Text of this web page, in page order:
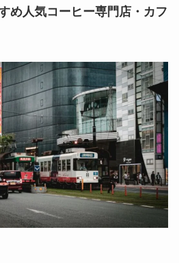
め人気コーヒー専門店・カフ